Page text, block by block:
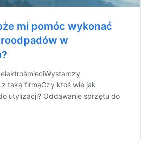
mi pomóc wykonać
w
taką firmąCzy ktoś wie jak
utylizacji? Oddawanie sprzętu do